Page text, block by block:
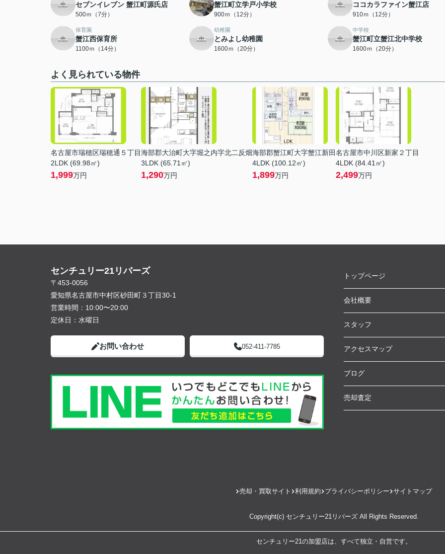
セブンイレブン 蟹江町源氏店
500ｍ（7分）
蟹江町立学戸小学校
900ｍ（12分）
ココカラファイン蟹江店
910ｍ（12分）
保育園
蟹江西保育所
1100ｍ（14分）
幼稚園
とみよし幼稚園
1600ｍ（20分）
中学校
蟹江町立蟹江北中学校
1600ｍ（20分）
よく見られている物件
名古屋市瑞穂区瑞穂通５丁目
2LDK (69.98㎡)
1,999万円
海部郡大治町大字堀之内字北二反畑
3LDK (65.71㎡)
1,290万円
海部郡蟹江町大字蟹江新田
4LDK (100.12㎡)
1,899万円
名古屋市中川区新家２丁目
4LDK (84.41㎡)
2,499万円
センチュリー21リバーズ
〒453-0056
愛知県名古屋市中村区砂田町３丁目30-1
営業時間： 10:00〜20:00
定休日： 水曜日
お問い合わせ 052-411-7785
トップページ
会社概要
スタッフ
アクセスマップ
ブログ
売却査定
売却・買取サイト 利用規約 プライバシーポリシー サイトマップ
Copyright(c) センチュリー21リバーズ All Rights Reserved.
センチュリー21の加盟店は、すべて独立・自営です。